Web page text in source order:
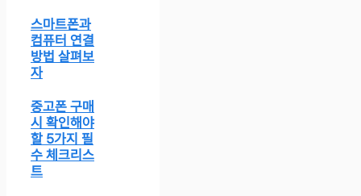
스마트폰과
컴퓨터 연결
방법 살펴보
자
중고폰 구매
시 확인해야
할 5가지 필
수 체크리스
트